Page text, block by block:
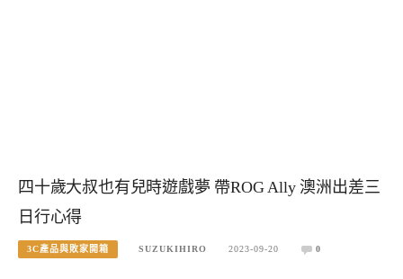
四十歲大叔也有兒時遊戲夢 帶ROG Ally 澳洲出差三
日行心得
3C產品與敗家開箱 SUZUKIHIRO 2023-09-20 0